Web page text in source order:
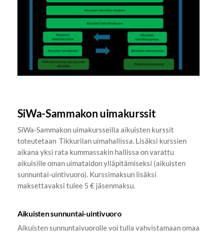
SiWa-Sammakon uimakurssit
SiWa-Sammakon uimakursseilla aikuisten kurssit
toteutetaan Tikkurilan uimahallissa. Lisäksi kurssien
aikana yksi rata kummassakin hallissa on varattu
aikuisille oman uimataidon ylläpitämiseksi (aikuisten
sunnuntai-uintivuoro). Kurssimaksun lisäksi
maksettavaksi tulee 5 € jäsenmaksu.
Aikuisten sunnuntai-uintivuoro
Aikuisten sunnuntaivuorolle voi tulla vahvistamaan omaa